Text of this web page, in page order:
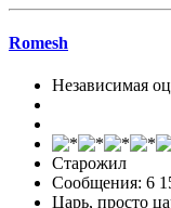
Romesh
Независимая
Старожил
Сообщения: 6
Царь, просто